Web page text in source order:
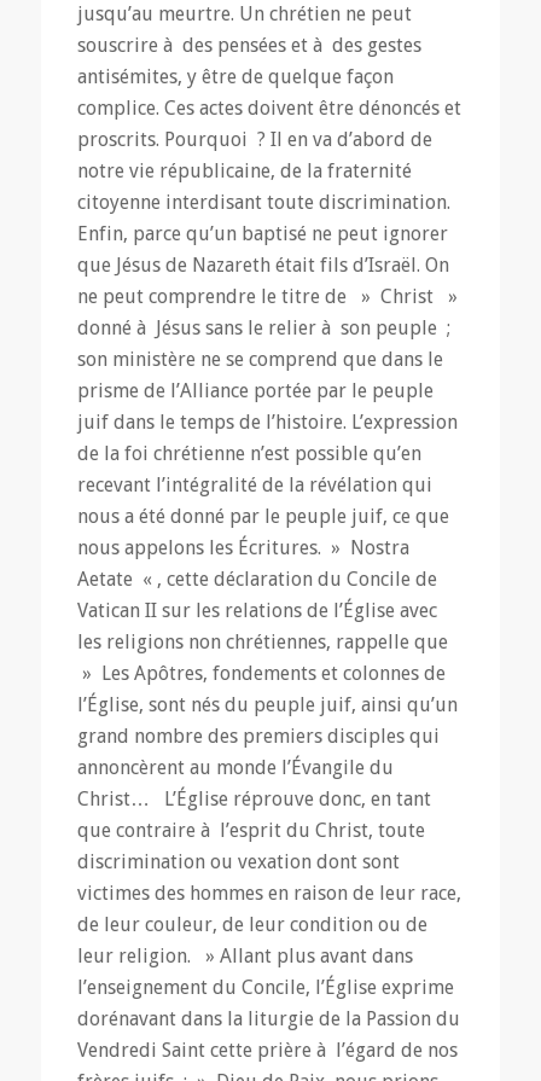
jusqu’au meurtre. Un chrétien ne peut
souscrire à des pensées et à des gestes
antisémites, y être de quelque façon
complice. Ces actes doivent être dénoncés et
proscrits. Pourquoi ? Il en va d’abord de
notre vie républicaine, de la fraternité
citoyenne interdisant toute discrimination.
Enfin, parce qu’un baptisé ne peut ignorer
que Jésus de Nazareth était fils d’Israël. On
ne peut comprendre le titre de » Christ
»
donné à Jésus sans le relier à son peuple ;
son ministère ne se comprend que dans le
prisme de l’Alliance portée par le peuple
juif dans le temps de l’histoire. L’expression
de la foi chrétienne n’est possible qu’en
recevant l’intégralité de la révélation qui
nous a été donné par le peuple juif, ce que
nous appelons les Écritures. » Nostra
Aetate « , cette déclaration du Concile de
Vatican II sur les relations de l’Église avec
les religions non chrétiennes, rappelle que
» Les Apôtres, fondements et colonnes de
l’Église, sont nés du peuple juif, ainsi qu’un
grand nombre des premiers disciples qui
annoncèrent au monde l’Évangile du
Christ… L’Église réprouve donc, en tant
que contraire à l’esprit du Christ, toute
discrimination ou vexation dont sont
victimes des hommes en raison de leur race,
de leur couleur, de leur condition ou de
leur religion.
» Allant plus avant dans
l’enseignement du Concile, l’Église exprime
dorénavant dans la liturgie de la Passion du
Vendredi Saint cette prière à l’égard de nos